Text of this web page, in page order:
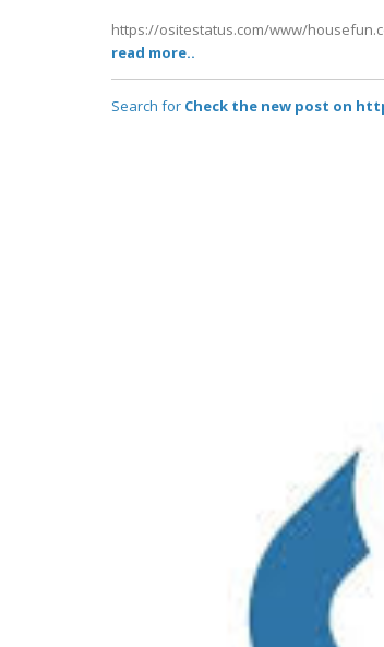
https://ositestatus.com/www/
read more..
Search for Check the new post on